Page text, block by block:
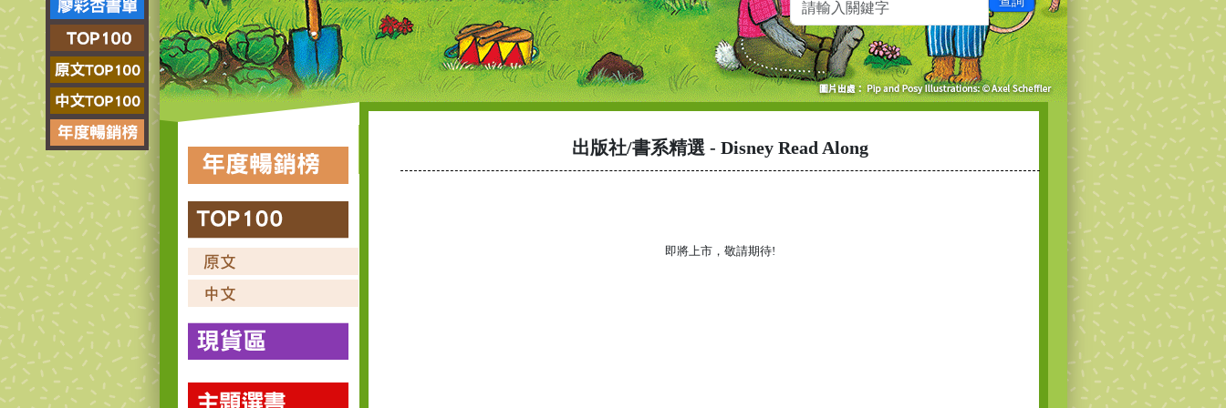
出版社/書系精選 - Disney Read Along
即將上市，敬請期待!